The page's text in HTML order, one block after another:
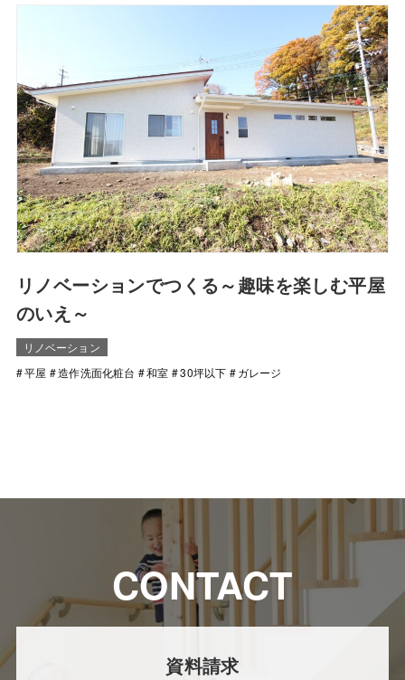
リノベーションでつくる～趣味を楽しむ平屋
のいえ～
リノベーション
平屋
造作洗面化粧台 和室 30坪以下 ガレージ
CONTACT
資料請求